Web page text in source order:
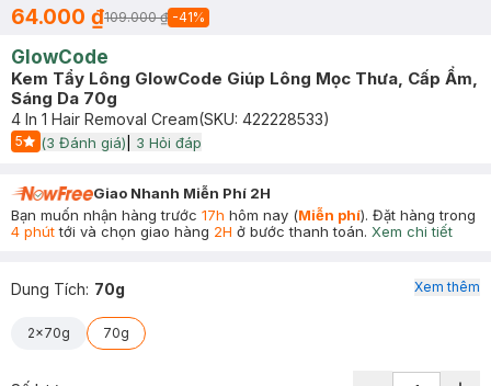
64.000 ₫109.000 ₫ -41%
GlowCode
Kem Tẩy Lông GlowCode Giúp Lông Mọc Thưa, Cấp Ẩm,
Sáng Da 70g
4 In 1 Hair Removal Cream(SKU: 422228533)
5
Start Icon
(3 Đánh giá) 3 Hỏi đáp
Giao Nhanh Miễn Phí 2H
Bạn muốn nhận hàng trước 17h hôm nay (Miễn phí). Đặt hàng trong
4 phúttới và chọn giao hàng 2H ở bước thanh toán. Xem chi tiết
Dung Tích: 70g
2x70g 70g
Xem thêm